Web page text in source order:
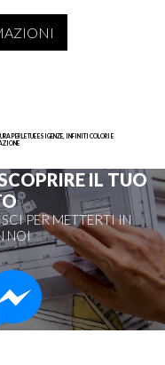
PER LE TUE ESIGENZE, INFINITI COLORI E
IL TUO
PER METTERTI IN
NOI